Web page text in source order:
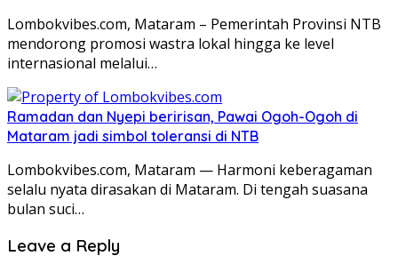
Lombokvibes.com, Mataram – Pemerintah Provinsi NTB
mendorong promosi wastra lokal hingga ke level
internasional melalui…
Ramadan dan Nyepi beririsan, Pawai Ogoh-Ogoh di
Mataram jadi simbol toleransi di NTB
Lombokvibes.com, Mataram — Harmoni keberagaman
selalu nyata dirasakan di Mataram. Di tengah suasana
bulan suci…
Leave a Reply